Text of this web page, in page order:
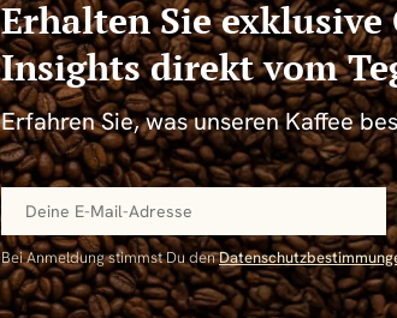
Erhalten Sie exklusive
Insights direkt vom
Erfahren Sie, was unseren Kaffee
Bei Anmeldung stimmst Du den